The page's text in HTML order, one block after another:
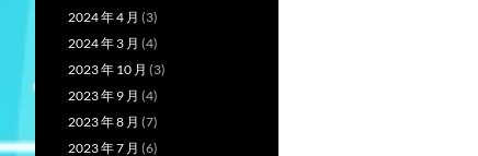
2024 年 4 月 (3)
2024 年 3 月 (4)
2023 年 10 月 (3)
2023 年 9 月 (4)
2023 年 8 月 (7)
2023 年 7 月 (6)